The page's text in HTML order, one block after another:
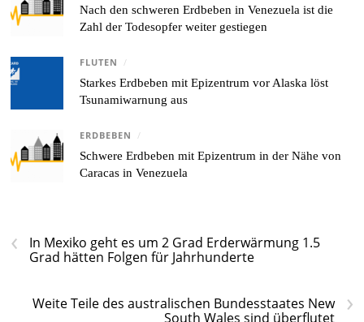
Nach den schweren Erdbeben in Venezuela ist die
Zahl der Todesopfer weiter gestiegen
FLUTEN /
Starkes Erdbeben mit Epizentrum vor Alaska löst
Tsunamiwarnung aus
ERDBEBEN /
Schwere Erdbeben mit Epizentrum in der Nähe von
Caracas in Venezuela
‹
In Mexiko geht es um 2 Grad Erderwärmung 1.5
Grad hätten Folgen für Jahrhunderte
›
Weite Teile des australischen Bundesstaates New
South Wales sind überflutet